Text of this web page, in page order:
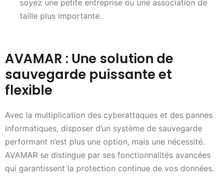
soyez une petite entreprise ou une association de
taille plus importante.
AVAMAR : Une solution de
sauvegarde puissante et
flexible
Avec la multiplication des cyberattaques et des pannes
informatiques, disposer d’un système de sauvegarde
performant n’est plus une option, mais une nécessité.
AVAMAR se distingue par ses fonctionnalités avancées
qui garantissent la protection continue de vos données.